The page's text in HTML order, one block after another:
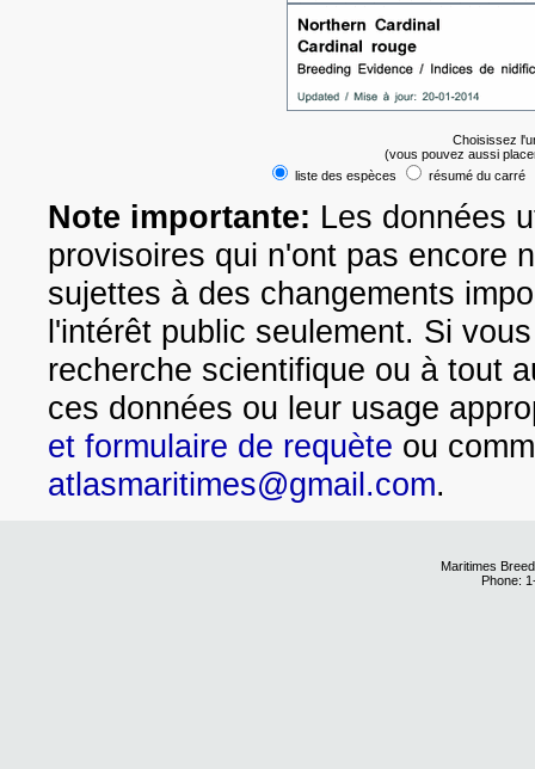
Choisissez
(vous pouvez aussi
liste des espèces
résumé du carré
Note importante: Les données
provisoires qui n'ont pas encore
sujettes à des changements
l'intérêt public seulement. Si
recherche scientifique ou à tout
ces données ou leur usage
et formulaire de requète ou
atlasmaritimes@gmail.com.
Maritimes
Phone: